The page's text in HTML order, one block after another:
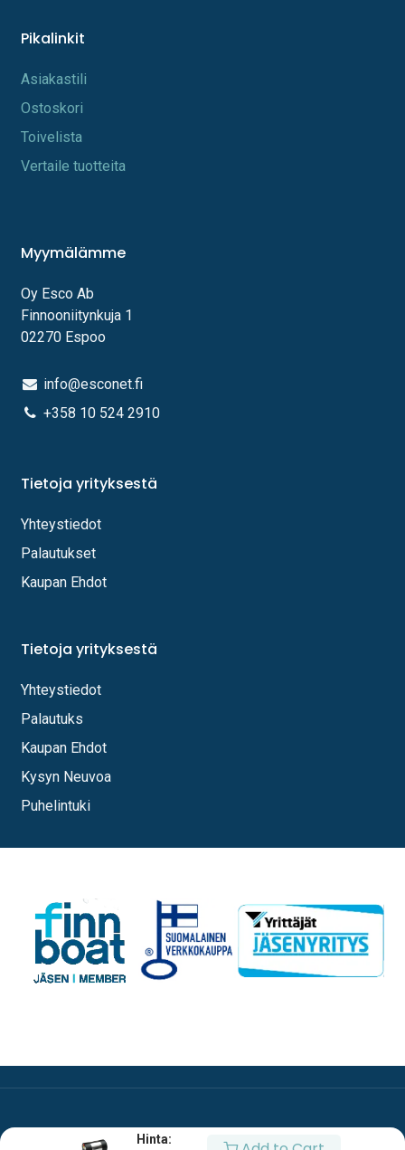
Hinta:
Pikalinkit
A​s​iakastili
Os​toskori
Toi​velista
Vertaile tuotteita
Myymälämme
Oy Esco Ab
Finnooniitynkuja 1
02270 Espoo
info@esconet.fi
+358 10 524 2910
Tietoja yrityksestä
Yhteystiedot
Palautukset
Kaupan Ehdot
Tietoja yrityksestä
Yhteystiedot
Palautuks
Kaupan Ehdot
Kysyn Neuvoa
Puhelintuki